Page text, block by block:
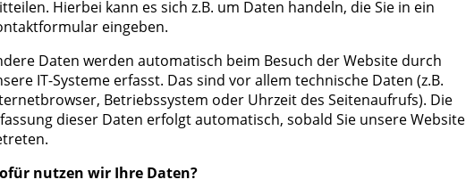
Hierbei kann es sich z.B. um Daten handeln, die Sie in ein
eingeben.
Daten werden automatisch beim Besuch der Website durch
IT-Systeme erfasst. Das sind vor allem technische Daten (z.B.
Betriebssystem oder Uhrzeit des Seitenaufrufs). Die
dieser Daten erfolgt automatisch, sobald Sie unsere Website
nutzen wir Ihre Daten?